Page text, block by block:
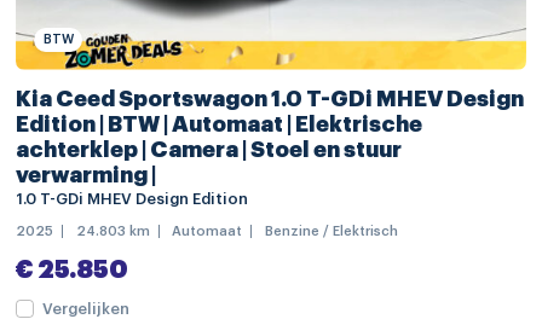
hill hold functie
hoofd airbag(s) achter
hoofd airbag(s) voor
knie airbag(s)
parkeersensor achter
passagiersairbag
rijstrooksensor
BTW
Kia Ceed Sportswagon 1.0 T-GDi MHEV Design
Edition | BTW | Automaat | Elektrische
achterklep | Camera | Stoel en stuur
verwarming |
1.0 T-GDi MHEV Design Edition
2025 24.803 km Automaat Benzine / Elektrisch
€ 25.850
Vergelijken